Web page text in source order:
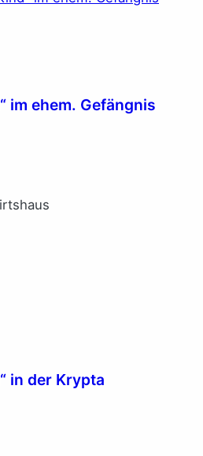
im ehem. Gefängnis
in der Krypta